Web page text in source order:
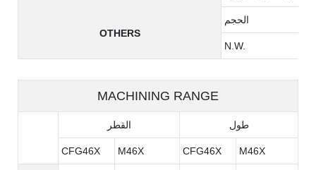
OTHERS
الحجم
N.W.
MACHINING RANGE
القطر طول
CFG46X M46X CFG46X M46X